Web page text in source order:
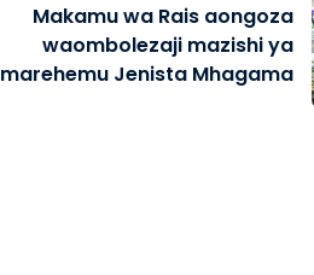
Makamu wa Rais aongoza
waombolezaji mazishi ya
marehemu Jenista Mhagama